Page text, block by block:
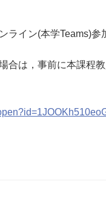
ライン(本学Teams)参
は，事前に本課程教